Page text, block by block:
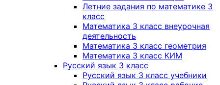
Летние задания по математике 3
класс
Математика 3 класс внеурочная
деятельность
Математика 3 класс геометрия
Математика 3 класс КИМ
Русский язык 3 класс
Русский язык 3 класс учебники